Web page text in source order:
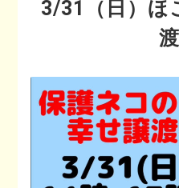
3/31（日）ほ